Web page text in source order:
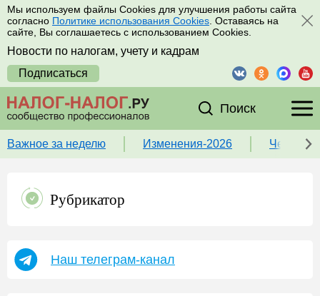
Мы используем файлы Cookies для улучшения работы сайта
согласно Политике использования Cookies . Оставаясь на
сайте, Вы соглашаетесь с использованием Cookies.
Новости по налогам, учету и кадрам
Подписаться
Поиск
Важное за неделю Изменения-2026 Чек-
Рубрикатор
Наш телеграм-канал